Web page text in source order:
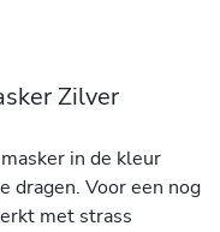
Zilver
in de kleur
dragen. Voor een nog
met strass